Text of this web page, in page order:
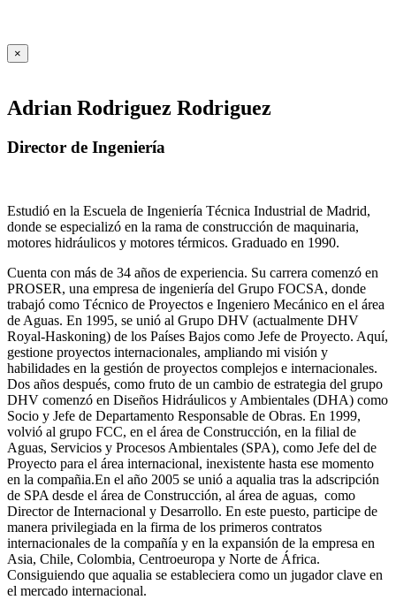
×
Adrian Rodriguez Rodriguez
Director de Ingeniería
Estudió en la Escuela de Ingeniería Técnica Industrial de Madrid,
donde se especializó en la rama de construcción de maquinaria,
motores hidráulicos y motores térmicos. Graduado en 1990.
Cuenta con más de 34 años de experiencia. Su carrera comenzó en
PROSER, una empresa de ingeniería del Grupo FOCSA, donde
trabajó como Técnico de Proyectos e Ingeniero Mecánico en el área
de Aguas. En 1995, se unió al Grupo DHV (actualmente DHV
Royal-Haskoning) de los Países Bajos como Jefe de Proyecto. Aquí,
gestione proyectos internacionales, ampliando mi visión y
habilidades en la gestión de proyectos complejos e internacionales.
Dos años después, como fruto de un cambio de estrategia del grupo
DHV comenzó en Diseños Hidráulicos y Ambientales (DHA) como
Socio y Jefe de Departamento Responsable de Obras. En 1999,
volvió al grupo FCC, en el área de Construcción, en la filial de
Aguas, Servicios y Procesos Ambientales (SPA), como Jefe del de
Proyecto para el área internacional, inexistente hasta ese momento
en la compañia.En el año 2005 se unió a aqualia tras la adscripción
de SPA desde el área de Construcción, al área de aguas, como
Director de Internacional y Desarrollo. En este puesto, participe de
manera privilegiada en la firma de los primeros contratos
internacionales de la compañía y en la expansión de la empresa en
Asia, Chile, Colombia, Centroeuropa y Norte de África.
Consiguiendo que aqualia se estableciera como un jugador clave en
el mercado internacional.